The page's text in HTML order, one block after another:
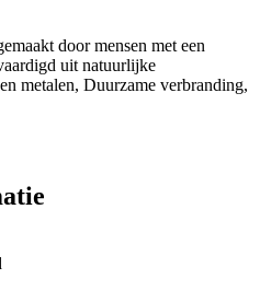
door mensen met een
uit natuurlijke
metalen, Duurzame verbranding,